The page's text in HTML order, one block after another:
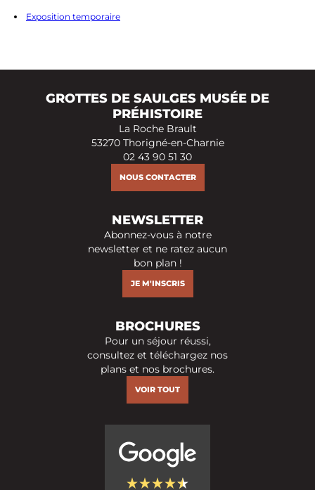
Exposition temporaire
GROTTES DE SAULGES MUSÉE DE
PRÉHISTOIRE
La Roche Brault
53270 Thorigné-en-Charnie
02 43 90 51 30
NOUS CONTACTER
NEWSLETTER
Abonnez-vous à notre
newsletter et ne ratez aucun
bon plan !
JE M'INSCRIS
BROCHURES
Pour un séjour réussi,
consultez et téléchargez nos
plans et nos brochures.
VOIR TOUT